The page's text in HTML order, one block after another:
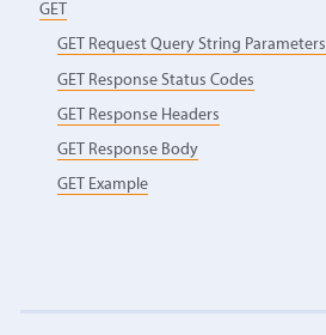
GET
GET Request Query String Parameters
GET Response Status Codes
GET Response Headers
GET Response Body
GET Example